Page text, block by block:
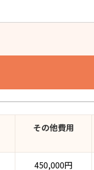
その他費用
450,000円